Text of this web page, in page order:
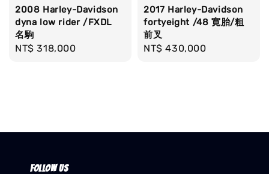
2008 Harley-Davidson
dyna low rider /FXDL
名駒
Regular
NT$ 318,000
2017 Harley-Davidson
fortyeight /48 寛胎/粗
前叉
Regular
NT$ 430,000
Follow us